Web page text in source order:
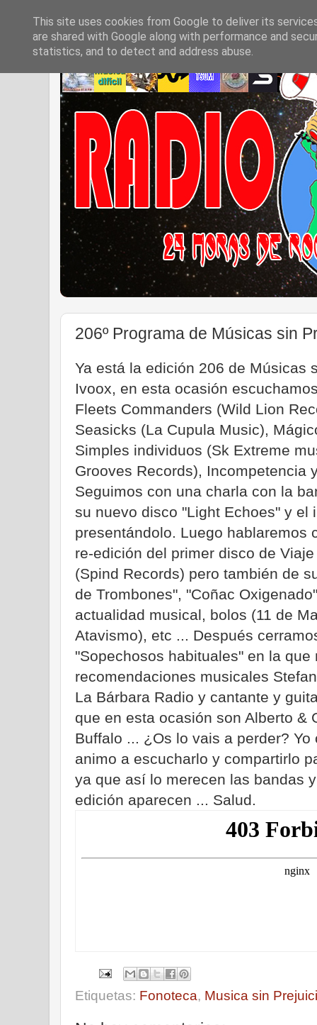
206º Programa de Músicas sin
Ya está la edición 206 de Músicas
Ivoox, en esta ocasión
Fleets Commanders (Wild Lion
Seasicks (La Cupula Music),
Simples individuos (Sk Extreme
Grooves Records), Incompetencia
Seguimos con una charla con la
su nuevo disco "Light Echoes" y el
presentándolo. Luego hablaremos
re-edición del primer disco de
(Spind Records) pero también de
de Trombones", "Coñac
actualidad musical, bolos (11 de
Atavismo), etc ... Después
"Sopechosos habituales" en la
recomendaciones musicales
La Bárbara Radio y cantante y
que en esta ocasión son Alberto &
Buffalo ... ¿Os lo vais a perder?
animo a escucharlo y compartirlo
ya que así lo merecen las bandas
edición aparecen ... Salud.
Etiquetas: Fonoteca, Musica sin
This site uses cookies from Google to deliver its
are shared with Google along with performance and
statistics, and to detect and address abuse.